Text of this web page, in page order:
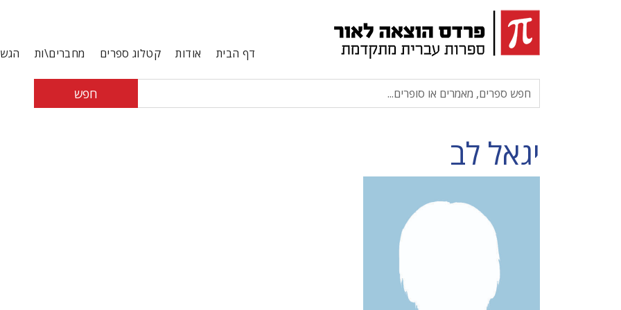
דף הבית אודות קטלוג ספרים מחברים\ות
חפש
יגאל לב